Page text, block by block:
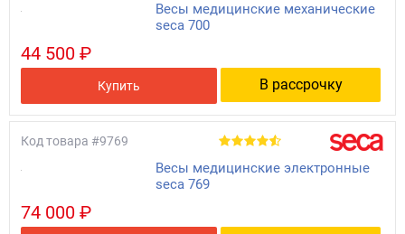
Весы медицинские механические
seca 700
44 500 ₽
Купить В рассрочку
Код товара #9769
Весы медицинские электронные
seca 769
74 000 ₽